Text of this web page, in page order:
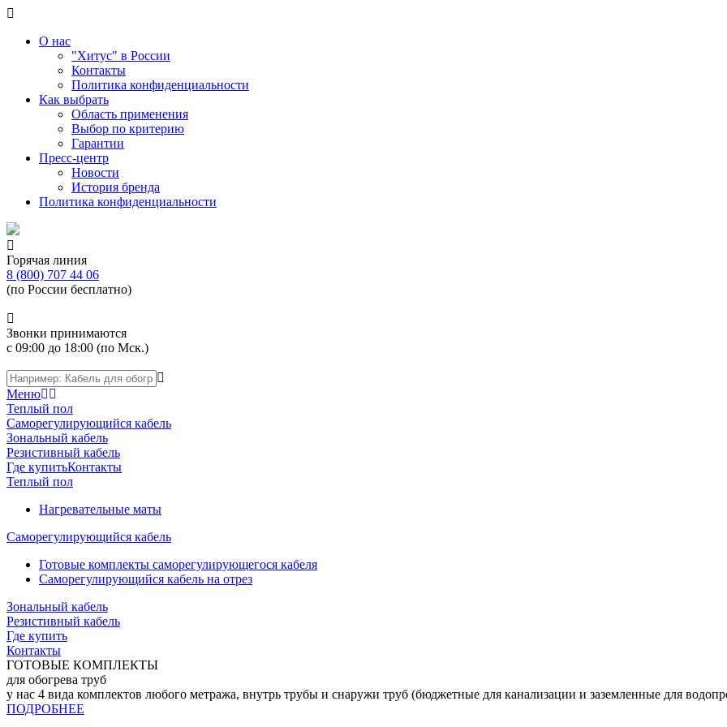
О нас
"Хитус" в России
Контакты
Политика конфиденциальности
Как выбрать
Область применения
Выбор по критерию
Гарантии
Пресс-центр
Новости
История бренда
Политика конфиденциальности
Горячая линия
8 (800) 707 44 06
(по России бесплатно)
Звонки принимаются
с 09:00 до 18:00 (по Мск.)
Меню
Теплый пол
Саморегулирующийся кабель
Зональный кабель
Резистивный кабель
Где купитьКонтакты
Теплый пол
Нагревательные маты
Саморегулирующийся кабель
Готовые комплекты саморегулирующегося кабеля
Саморегулирующийся кабель на отрез
Зональный кабель
Резистивный кабель
Где купить
Контакты
ГОТОВЫЕ КОМПЛЕКТЫ
для обогрева труб
у нас 4 вида комплектов любого метража, внутрь трубы и снаружи труб (бюджетные для канализации и заземленные для
ПОДРОБНЕЕ